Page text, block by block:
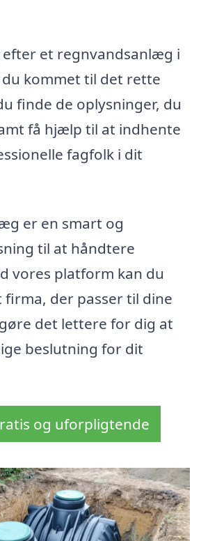
efter et regnvandsanlæg i
du kommet til det rette
finde de oplysninger, du
få hjælp til at indhente
fagfolk i dit
er en smart og
til at håndtere
vores platform kan du
der passer til dine
det lettere for dig at
beslutning for dit
og uforpligtende